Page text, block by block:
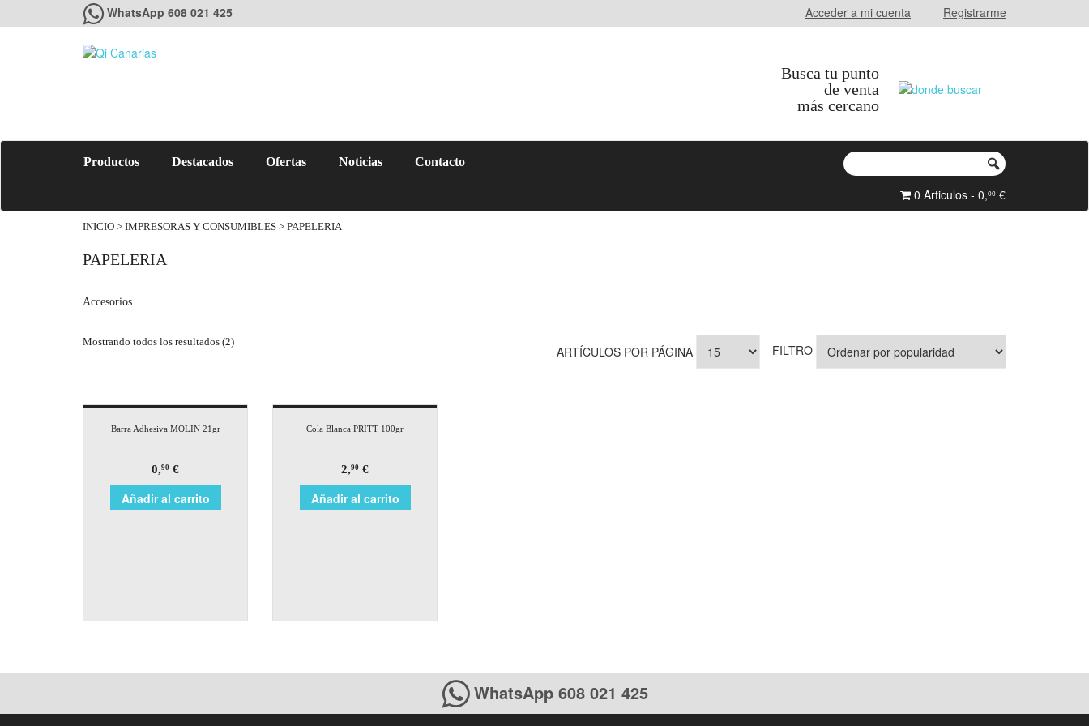
WhatsApp 608 021 425 Acceder a mi cuenta Registrarme
Busca tu punto
de venta
más cercano
Productos Destacados Ofertas Noticias Contacto
0 Articulos - 0,00 €
INICIO > IMPRESORAS Y CONSUMIBLES > PAPELERIA
PAPELERIA
Accesorios
Mostrando todos los resultados (2)
FILTRO
ARTÍCULOS POR PÁGINA
Barra Adhesiva MOLIN 21gr
0,90 €
Añadir al carrito
Cola Blanca PRITT 100gr
2,90 €
Añadir al carrito
WhatsApp 608 021 425